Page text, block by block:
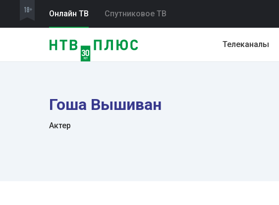
Онлайн ТВ Спутниковое ТВ
Телеканалы
Гоша Вышиван
Актер